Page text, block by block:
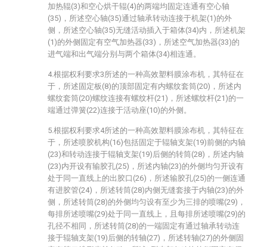
加热辊(3)和空心烘干辊(4)的两端均固定连通有空心轴
(35)，所述空心轴(35)通过轴承转动连接于机架(1)的外
侧，所述空心轴(35)无缝活动插入于箱体(34)内，所述机架
(1)的外侧固定有空气加热器(33)，所述空气加热器(33)的
进气端和出气端分别与两个箱体(34)相连通。
4.根据权利要求3所述的一种高效塑料膜涂布机，其特征在
于，所述固定板(8)的顶部固定有内螺纹套筒(20)，所述内
螺纹套筒(20)螺纹连接有螺纹杆(21)，所述螺纹杆(21)的一
端通过弹簧(22)连接于活动座(10)的外侧。
5.根据权利要求4所述的一种高效塑料膜涂布机，其特征在
于，所述喷胶机构(16)包括固定于辊轴支架(19)前侧的内轴
(23)和转动连接于辊轴支架(19)后侧的转筒(28)，所述内轴
(23)内开设有输胶孔(25)，所述内轴(23)的外侧均匀开设有
处于同一直线上的出胶口(26)，所述输胶孔(25)的一侧连通
有进胶管(24)，所述转筒(28)内侧无缝套接于内轴(23)的外
侧，所述转筒(28)的外侧均匀设有至少为三排的喷嘴(29)，
每排所述喷嘴(29)处于同一直线上，且每排所述喷嘴(29)的
孔径不相同，所述转筒(28)的一端固定有通过轴承转动连
接于辊轴支架(19)后侧的转轴(27)，所述转轴(27)的外侧固